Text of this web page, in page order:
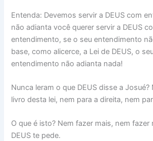
Entenda: Devemos servir a DEUS com
não adianta você querer servir a DEUS
entendimento, se o seu entendimento
base, como alicerce, a Lei de DEUS, o
entendimento não adianta nada!
Nunca leram o que DEUS disse a
livro desta lei, nem para a direita, nem
O que é isto? Nem fazer mais, nem
DEUS te pede.